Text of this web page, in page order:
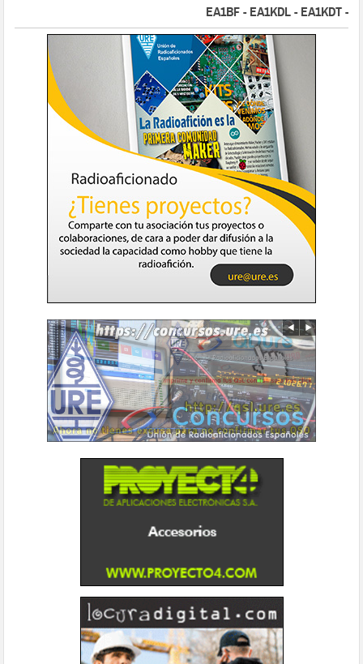
EA1BF - EA1KDL - EA1KDT -